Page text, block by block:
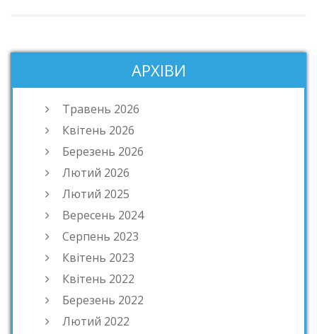
АРХІВИ
Травень 2026
Квітень 2026
Березень 2026
Лютий 2026
Лютий 2025
Вересень 2024
Серпень 2023
Квітень 2023
Квітень 2022
Березень 2022
Лютий 2022